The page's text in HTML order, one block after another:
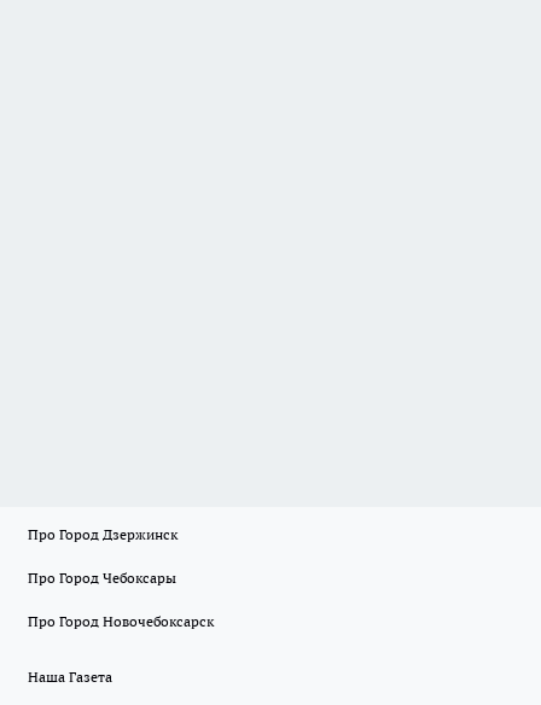
Про Город Дзержинск
Про Город Чебоксары
Про Город Новочебоксарск
Наша Газета